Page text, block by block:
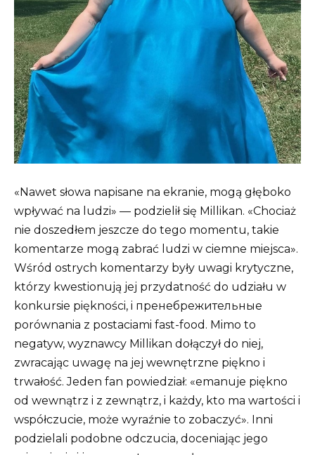
«Nawet słowa napisane na ekranie, mogą głęboko
wpływać na ludzi» — podzielił się Millikan. «Chociaż
nie doszedłem jeszcze do tego momentu, takie
komentarze mogą zabrać ludzi w ciemne miejsca».
Wśród ostrych komentarzy były uwagi krytyczne,
którzy kwestionują jej przydatność do udziału w
konkursie piękności, i пренебрежительные
porównania z postaciami fast-food. Mimo to
negatyw, wyznawcy Millikan dołączył do niej,
zwracając uwagę na jej wewnętrzne piękno i
trwałość. Jeden fan powiedział: «emanuje piękno
od wewnątrz i z zewnątrz, i każdy, kto ma wartości i
współczucie, może wyraźnie to zobaczyć». Inni
podzielali podobne odczucia, doceniając jego